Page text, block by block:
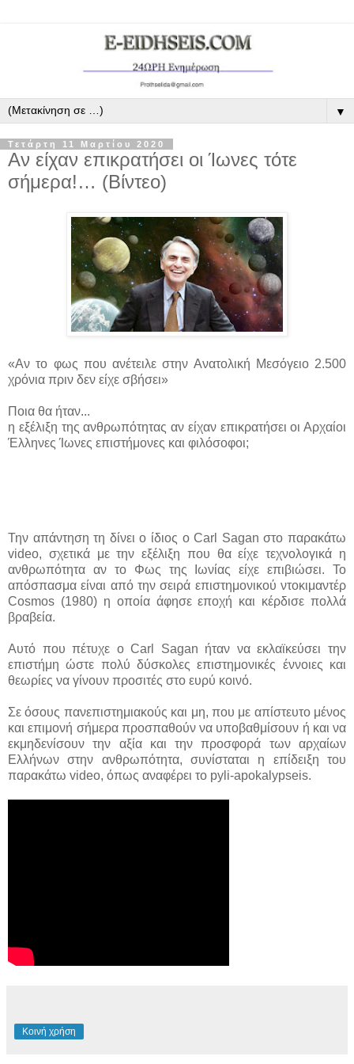
▼
Τετάρτη 11 Μαρτίου 2020
Αν είχαν επικρατήσει οι Ίωνες τότε
σήμερα!… (Βίντεο)
«Αν το φως που ανέτειλε στην Ανατολική Μεσόγειο 2.500
χρόνια πριν δεν είχε σβήσει»
Ποια θα ήταν...
η εξέλιξη της ανθρωπότητας αν είχαν επικρατήσει οι Αρχαίοι
Έλληνες Ίωνες επιστήμονες και φιλόσοφοι;
Την απάντηση τη δίνει ο ίδιος ο Carl Sagan στο παρακάτω
video, σχετικά με την εξέλιξη που θα είχε τεχνολογικά η
ανθρωπότητα αν το Φως της Ιωνίας είχε επιβιώσει. Το
απόσπασμα είναι από την σειρά επιστημονικού ντοκιμαντέρ
Cosmos (1980) η οποία άφησε εποχή και κέρδισε πολλά
βραβεία.
Αυτό που πέτυχε ο Carl Sagan ήταν να εκλαϊκεύσει την
επιστήμη ώστε πολύ δύσκολες επιστημονικές έννοιες και
θεωρίες να γίνουν προσιτές στο ευρύ κοινό.
Σε όσους πανεπιστημιακούς και μη, που με απίστευτο μένος
και επιμονή σήμερα προσπαθούν να υποβαθμίσουν ή και να
εκμηδενίσουν την αξία και την προσφορά των αρχαίων
Ελλήνων στην ανθρωπότητα, συνίσταται η επίδειξη του
παρακάτω video, όπως αναφέρει το pyli-apokalypseis.
Κοινή χρήση